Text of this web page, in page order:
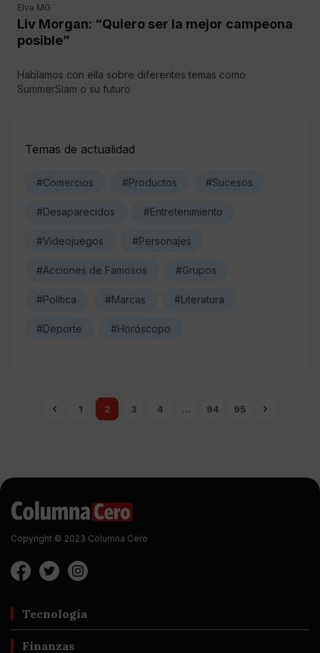
Elva MG
Liv Morgan: “Quiero ser la mejor campeona
posible”
Hablamos con ella sobre diferentes temas como
SummerSlam o su futuro
Temas de actualidad
#Comercios #Productos #Sucesos
#Desaparecidos #Entretenimiento
#Videojuegos #Personajes
#Acciones de Famosos #Grupos
#Política #Marcas #Literatura
#Deporte #Horóscopo
1 2 3 4 … 94 95
Copyright © 2023 Columna Cero
Tecnología
Finanzas